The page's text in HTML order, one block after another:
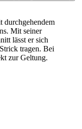
durchgehendem
Mit seiner
lässt er sich
tragen. Bei
zur Geltung.